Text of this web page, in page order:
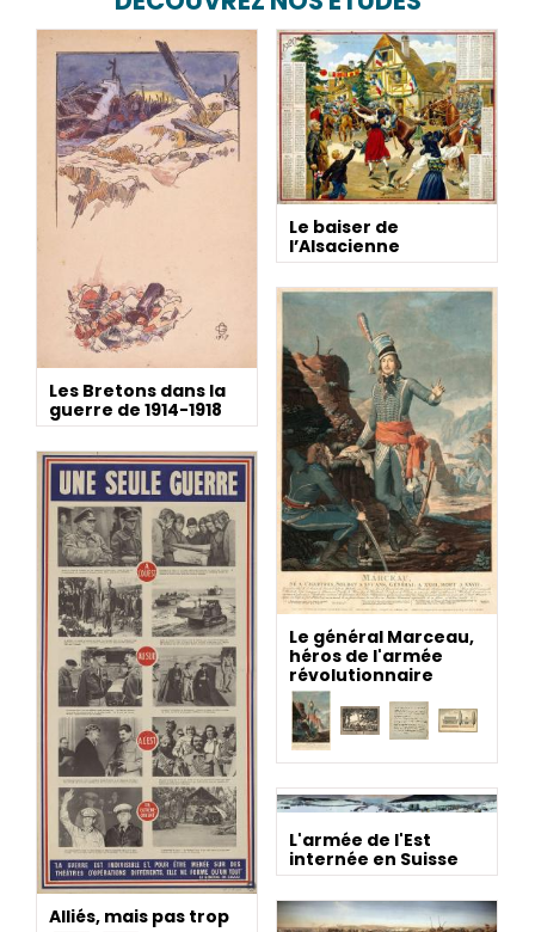
Les Bretons dans la
guerre de 1914-1918
Le baiser de
l’Alsacienne
Le général Marceau,
héros de l'armée
révolutionnaire
Alliés, mais pas trop
L'armée de l'Est
internée en Suisse